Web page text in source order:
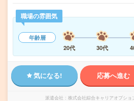
職場の雰囲気
年齢層
20代
30代
気になる! 応募へ進む
派遣会社 株式会社綜合キャリアオプシ